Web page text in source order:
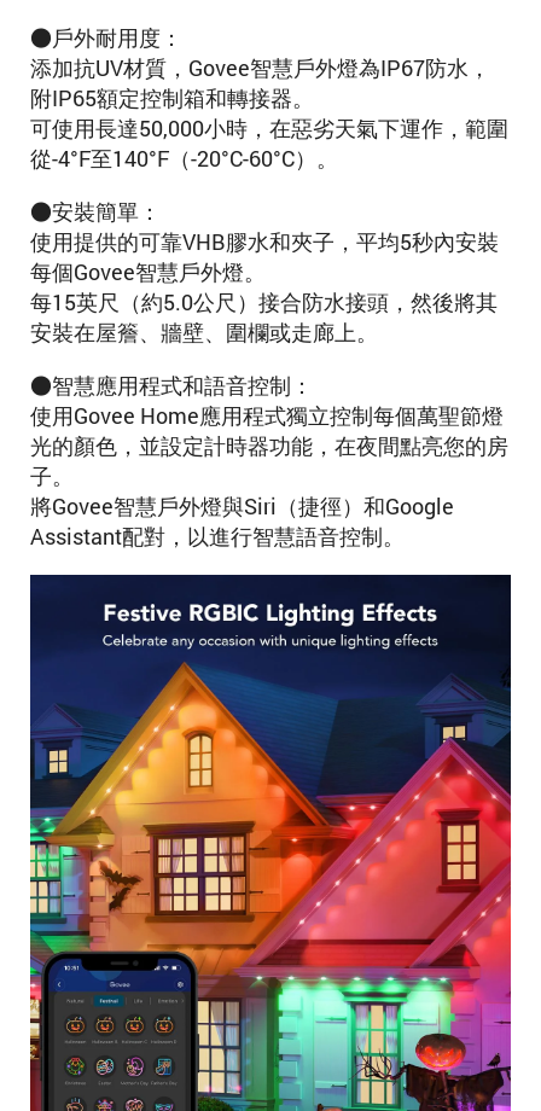
●戶外耐用度：
添加抗UV材質，Govee智慧戶外燈為IP67防水，
附IP65額定控制箱和轉接器。
可使用長達50,000小時，在惡劣天氣下運作，範圍
從-4°F至140°F（-20°C-60°C）。
●安裝簡單：
使用提供的可靠VHB膠水和夾子，平均5秒內安裝
每個Govee智慧戶外燈。
每15英尺（約5.0公尺）接合防水接頭，然後將其
安裝在屋簷、牆壁、圍欄或走廊上。
●智慧應用程式和語音控制：
使用Govee Home應用程式獨立控制每個萬聖節燈
光的顏色，並設定計時器功能，在夜間點亮您的房
子。
將Govee智慧戶外燈與Siri（捷徑）和Google
Assistant配對，以進行智慧語音控制。